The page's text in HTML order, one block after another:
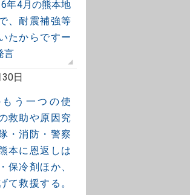
年4月の熊本地
、耐震補強等
たからですー
言
日
う一つの使
救助や原因究
・消防・警察
本に恩返しは
保冷剤ほか、
て救援する。